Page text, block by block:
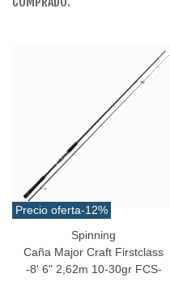
Precio oferta-12%
Spinning
Caña Major Craft Firstclass
-8' 6" 2,62m 10-30gr FCS-